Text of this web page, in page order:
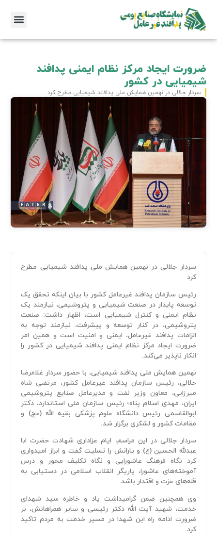
ضرورت ایجاد مرکز نظام ایمنی پدافند
شیمیایی در کشور
سردار جلالی در نهمین همایش ملی پدافند شیمیایی مطرح کرد
سردار جلالی در نهمین همایش ملی پدافند شیمیایی مطرح
کرد
رئیس سازمان پدافند غیرعامل کشور با بیان اینکه تحقق یک
توسعه پایدار در صنعت شیمیایی و پتروشیمی، نیازمند یک
نظام ایمنی و کنترل شیمیایی است، اظهار داشت: صنعت
پتروشیمی، در کنار توسعه و پیشرفت، نیازمند توجه به
الزامات پدافند غیرعامل، ایمنی و امنیت است و همین امر
ضرورت ایجاد مرکز نظام ایمنی پدافند شیمیایی در کشور را
انکار ناپذیر می‌کند.
نهمین همایش ملی پدافند شیمیایی، با حضور سردار غلامرضا
جلالی، رئیس سازمان پدافند غیرعامل کشور، مرتضی شاه
میرزایی، معاون وزیر نفت و مدیرعامل صنایع پتروشیمی
ایران، مهدی اسلام پناه؛ رئیس سازمان ملی استاندارد، دکتر
ابوالقاسمی رئیس دانشگاه علوم پزشکی بقیه الله (عج) و
مقامات کشور و لشکری برگزار شد.
سردار جلالی در این مراسم، ایام عزاداری شهادت حضرت ابا
عبدلله الحسین (ع) و یارانش را تسلیت گفت و ابراز امیدواری
کرد نگاه فرهنگ عاشورایی و نگاه تکلیف محور و درس
آموخته‌های عاشورا، یاریگر انقلاب اسلامی در دستیابی به
قله‌های عزت و اقتدار باشد.
وی همچنین ضمن گرامیداشت یاد و خاطره سید شهدای
خدمت، شهید آیت الله دکتر رئیسی و سایر همراهانش، بر
ضرورت ادامه راه این شهدا در مسیر خدمت به مردم تاکید
کرد.